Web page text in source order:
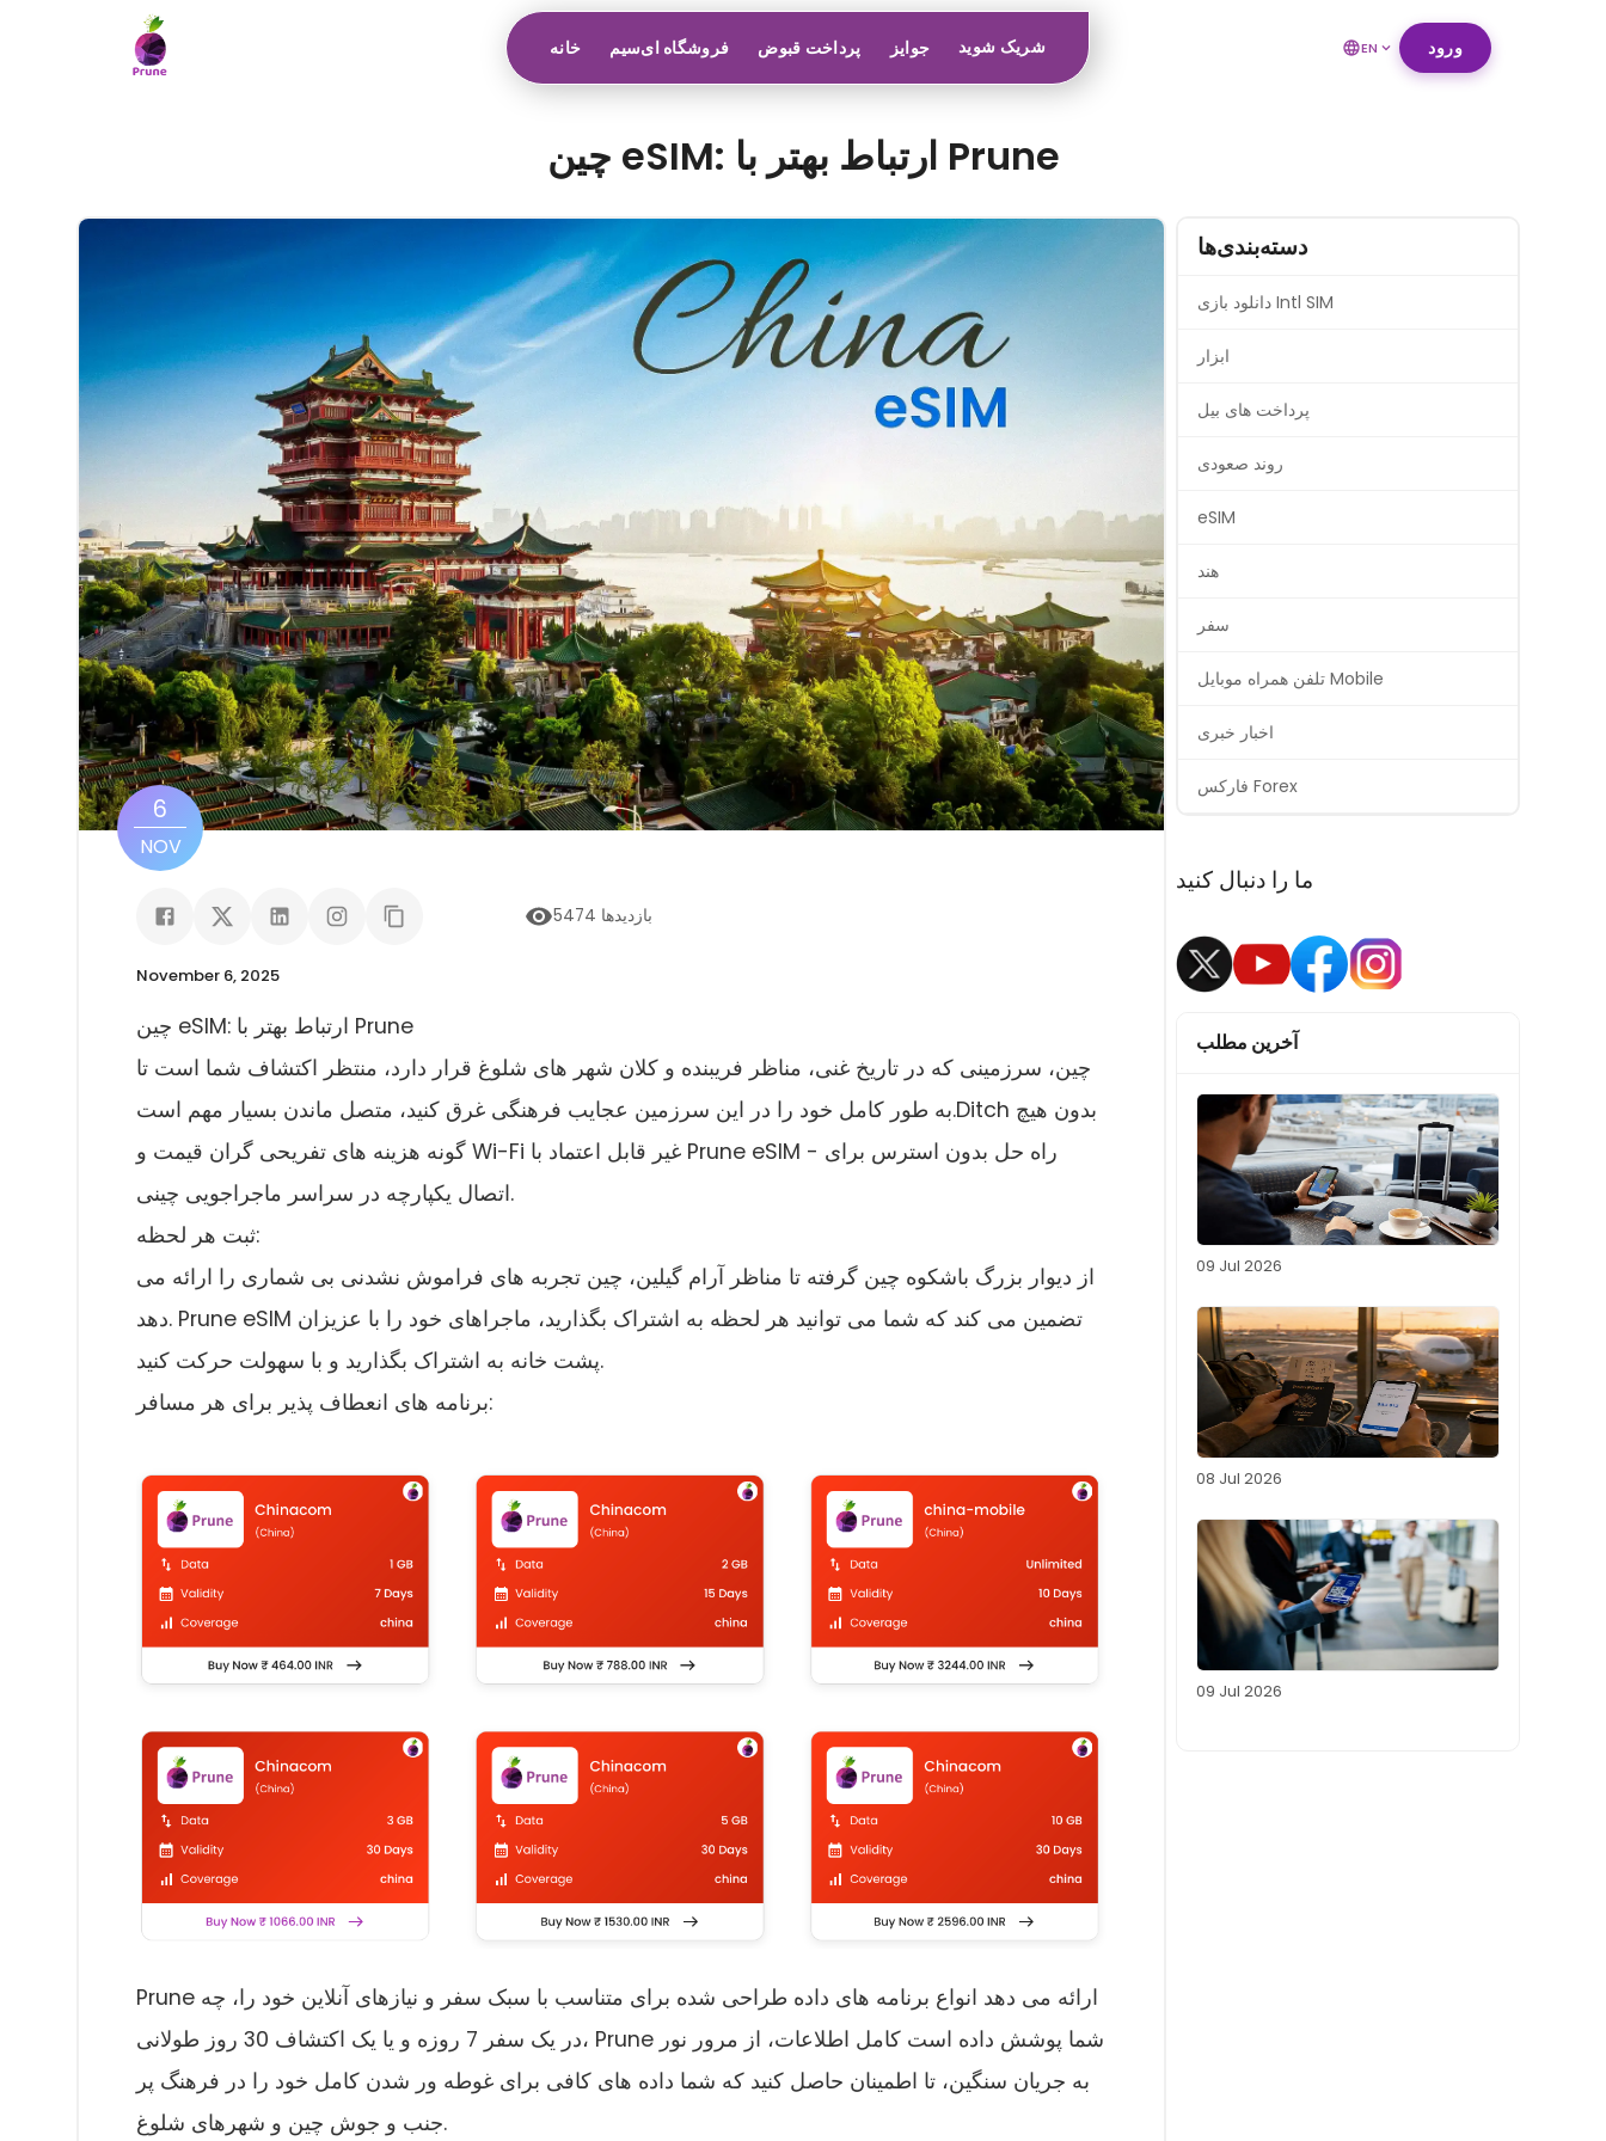
خانه فروشگاه ای‌سیم پرداخت قبوض جوایز شریک شوید EN ورود
چین eSIM: ارتباط بهتر با Prune
6
NOV
5474 بازدیدها
November 6, 2025
چین eSIM: ارتباط بهتر با Prune
چین، سرزمینی که در تاریخ غنی، مناظر فریبنده و کلان شهر های شلوغ قرار دارد، منتظر اکتشاف شما است تا
به طور کامل خود را در این سرزمین عجایب فرهنگی غرق کنید، متصل ماندن بسیار مهم است.Ditch بدون هیچ
گونه هزینه های تفریحی گران قیمت و Wi-Fi غیر قابل اعتماد با Prune eSIM - راه حل بدون استرس برای
اتصال یکپارچه در سراسر ماجراجویی چینی.
ثبت هر لحظه:
از دیوار بزرگ باشکوه چین گرفته تا مناظر آرام گیلین، چین تجربه های فراموش نشدنی بی شماری را ارائه می
دهد. Prune eSIM تضمین می کند که شما می توانید هر لحظه به اشتراک بگذارید، ماجراهای خود را با عزیزان
پشت خانه به اشتراک بگذارید و با سهولت حرکت کنید.
برنامه های انعطاف پذیر برای هر مسافر:
Prune ارائه می دهد انواع برنامه های داده طراحی شده برای متناسب با سبک سفر و نیازهای آنلاین خود را، چه
در یک سفر 7 روزه و یا یک اکتشاف 30 روز طولانی، Prune شما پوشش داده است کامل اطلاعات، از مرور نور
به جریان سنگین، تا اطمینان حاصل کنید که شما داده های کافی برای غوطه ور شدن کامل خود را در فرهنگ پر
جنب و جوش چین و شهرهای شلوغ.
دسته‌بندی‌ها
دانلود بازی Intl SIM
ابزار
پرداخت های بیل
روند صعودی
eSIM
هند
سفر
تلفن همراه موبایل Mobile
اخبار خبری
فارکس Forex
ما را دنبال کنید
آخرین مطلب
09 Jul 2026
08 Jul 2026
09 Jul 2026